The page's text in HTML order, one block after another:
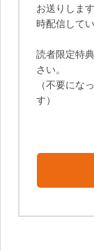
お送りしま
時配信してい
読者限定特
さい。
（不要にな
す）